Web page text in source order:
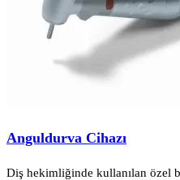
Anguldurva Cihazı
Diş hekimliğinde kullanılan özel